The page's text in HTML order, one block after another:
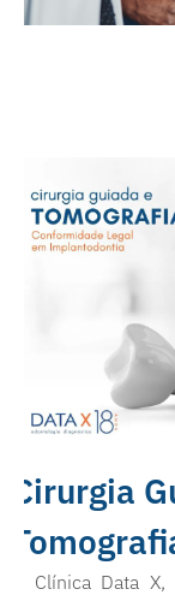
Cirurgia
A Clínica Data